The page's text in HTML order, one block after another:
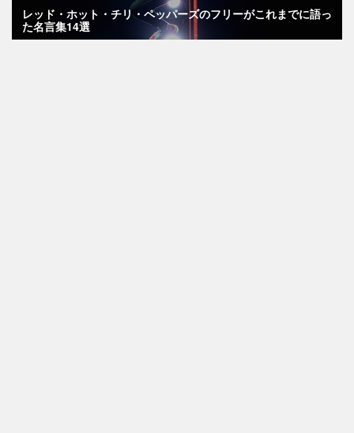
レッド・ホット・チリ・ペッパーズのフリーがこれまでに語っ
た名言集14選